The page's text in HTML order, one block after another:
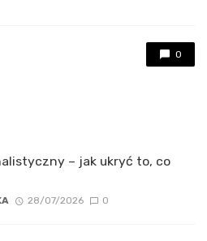
0
– jak ukryć to, co
28/07/2026 0